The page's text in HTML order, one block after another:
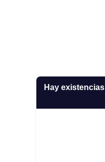
Hay existencias